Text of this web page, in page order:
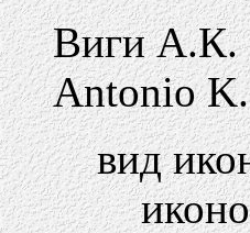
Виги А.К.
Antonio
вид